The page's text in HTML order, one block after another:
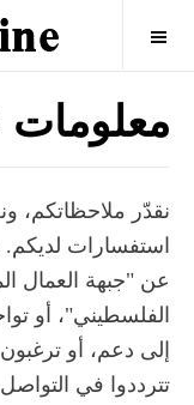
معلومات
نقدّر ملاحظاتكم،
استفسارات
عن "جبهة العمال
الفلسطيني"، أو
إلى دعم، أو
تترددوا في